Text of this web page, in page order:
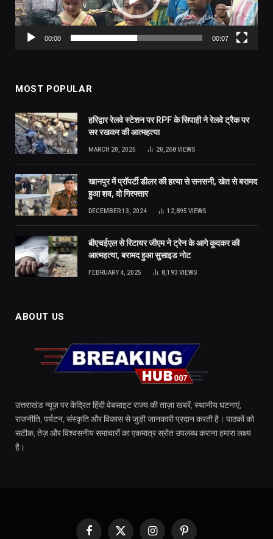
00:00 00:07
MOST POPULAR
हरिद्वार रेलवे स्टेशन पर RPF के सिपाही ने रेलवे ट्रैक पर
सर रखकर की आत्महत्या
MARCH 20, 2025 20,268VIEWS
खानपुर में प्रॉपर्टी डीलर की हत्या से सनसनी, खेत से बरामद
हुआ शव, दो गिरफ्तार
DECEMBER 13, 2024 12,895 VIEWS
बीएचईएल से रिटायर जीएम ने ट्रेन के आगे कूदकर की
आत्महत्या, बरामद हुआ सुसाइड नोट
FEBRUARY 4, 2025 8,193 VIEWS
ABOUT US
उत्तराखंड न्यूज़ पर केंद्रित हिंदी वेबसाइट राज्य की ताज़ा खबरें, स्थानीय घटनाएं,
राजनीति, पर्यटन, संस्कृति और विकास से जुड़ी जानकारी प्रदान करती है। पाठकों को
सटीक, तेज़ और विश्वसनीय समाचारों का एकमात्र स्रोत उपलब्ध कराना हमारा लक्ष्य
है।
Facebook
X InstagramPinterest